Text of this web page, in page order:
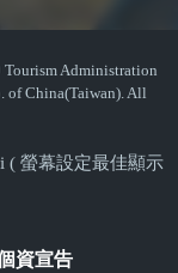
Administration
of China(Taiwan). All
( 螢幕設定最佳顯示
資宣告